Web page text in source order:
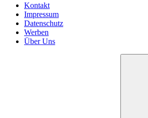
Kontakt
Impressum
Datenschutz
Werben
Über Uns